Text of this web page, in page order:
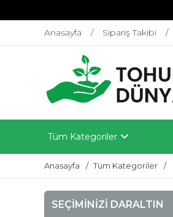
Anasayfa Sipariş Takibi
Tüm Kategoriler
Anasayfa Tüm Kategoriler
SEÇIMINIZI DARALTIN